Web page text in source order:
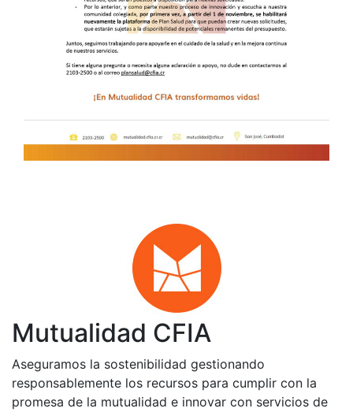
Mutualidad CFIA
Aseguramos la sostenibilidad gestionando
responsablemente los recursos para cumplir con la
promesa de la mutualidad e innovar con servicios de